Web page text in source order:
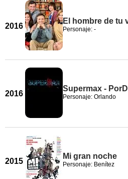
2016
El hombre de tu
Personaje: -
2016
Supermax -
Personaje: Orlando
2015
Mi gran noche
Personaje: Benítez